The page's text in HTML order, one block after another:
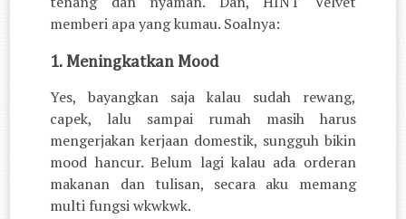
memberi apa yang kumau. Soalnya:
1. Meningkatkan Mood
Yes, bayangkan saja kalau sudah rewang,
capek, lalu sampai rumah masih harus
mengerjakan kerjaan domestik, sungguh bikin
mood hancur. Belum lagi kalau ada orderan
makanan dan tulisan, secara aku memang
multi fungsi wkwkwk.